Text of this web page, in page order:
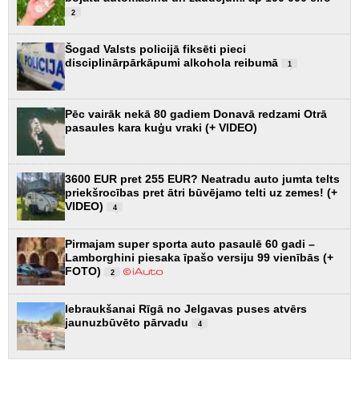
2
Šogad Valsts policijā fiksēti pieci
disciplinārpārkāpumi alkohola reibumā
1
Pēc vairāk nekā 80 gadiem Donavā redzami Otrā
pasaules kara kuģu vraki (+ VIDEO)
3600 EUR pret 255 EUR? Neatradu auto jumta telts
priekšrocības pret ātri būvējamo telti uz zemes! (+
VIDEO)
4
Pirmajam super sporta auto pasaulē 60 gadi –
Lamborghini piesaka īpašo versiju 99 vienībās (+
FOTO)
2
Iebraukšanai Rīgā no Jelgavas puses atvērs
jaunuzbūvēto pārvadu
4